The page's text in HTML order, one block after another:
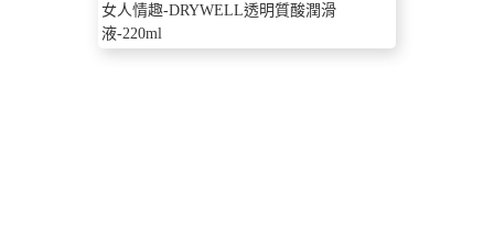
女人情趣-DRYWELL透明質酸潤滑
液-220ml